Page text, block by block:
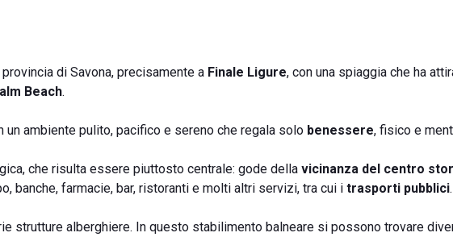
di Savona, precisamente a Finale Ligure, con una spiaggia che ha
Beach.
ambiente pulito, pacifico e sereno che regala solo benessere, fisico e
che risulta essere piuttosto centrale: gode della vicinanza del centro
banche, farmacie, bar, ristoranti e molti altri servizi, tra cui i trasporti pubblici.
strutture alberghiere. In questo stabilimento balneare si possono trovare